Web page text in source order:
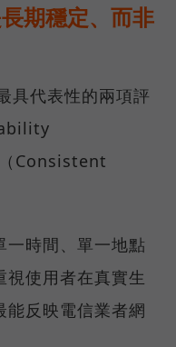
期穩定、而非
具代表性的兩項評
Consistent
一時間、單一地點
使用者在真實生
能反映電信業者網